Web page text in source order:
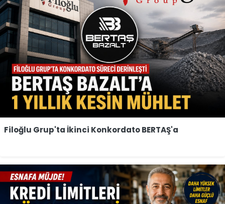
Filoğlu Grup'ta İkinci Konkordato BERTAŞ'a